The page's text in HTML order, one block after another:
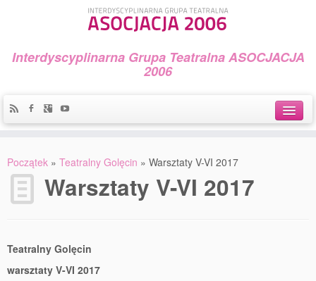
Interdyscyplinarna Grupa Teatralna ASOCJACJA
2006
Teatralny Golęcin
Początek » Teatralny Golęcin » Warsztaty V-VI 2017
Warsztaty V-VI 2017
Teatralny Golęcin
warsztaty V-VI 2017